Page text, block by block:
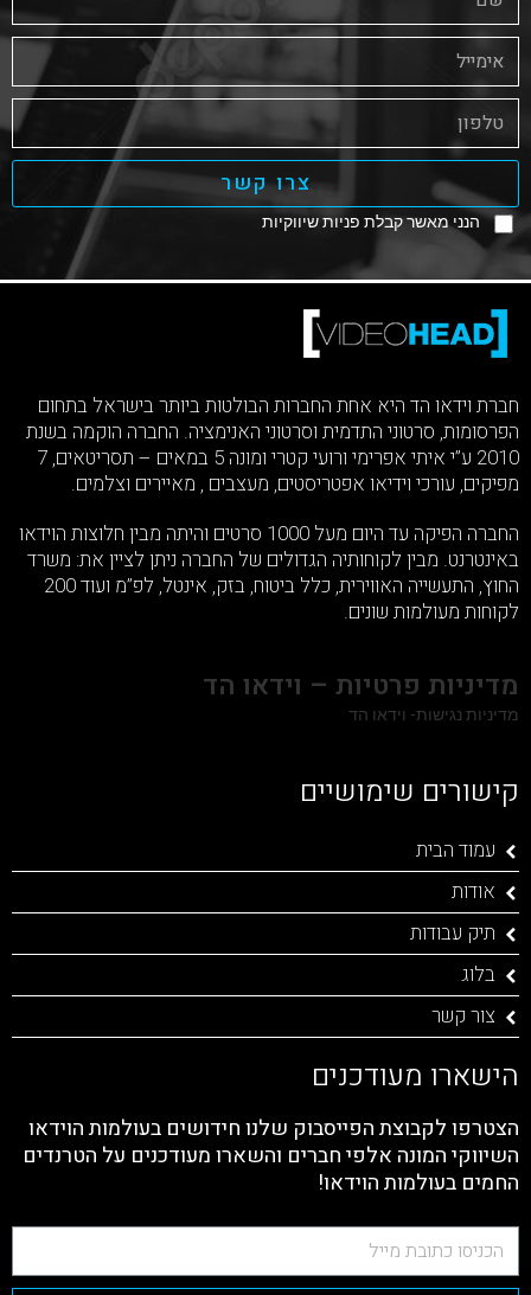
הנני מאשר קבלת פניות שיווקיות
צרו קשר
חברת וידאו הד היא אחת החברות הבולטות ביותר בישראל בתחום
הפרסומות, סרטוני התדמית וסרטוני האנימציה. החברה הוקמה בשנת
2010 ע”י איתי אפרימי ורועי קטרי ומונה 5 במאים – תסריטאים, 7
מפיקים, עורכי וידיאו אפטריסטים, מעצבים , מאיירים וצלמים.
החברה הפיקה עד היום מעל 1000 סרטים והיתה מבין חלוצות הוידאו
באינטרנט. מבין לקוחותיה הגדולים של החברה ניתן לציין את: משרד
החוץ, התעשייה האווירית, כלל ביטוח, בזק, אינטל, לפ”מ ועוד 200
לקוחות מעולמות שונים.
מדיניות פרטיות – וידאו הד
מדיניות נגישות- וידאו הד
קישורים שימושיים
עמוד הבית
אודות
תיק עבודות
בלוג
צור קשר
הישארו מעודכנים
הצטרפו לקבוצת הפייסבוק שלנו חידושים בעולמות הוידאו
השיווקי המונה אלפי חברים והשארו מעודכנים על הטרנדים
החמים בעולמות הוידאו!